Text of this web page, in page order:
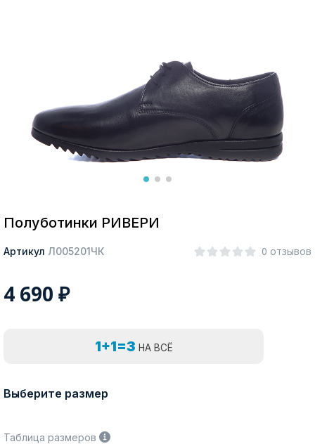
Да, все верно Изменить город
Полуботинки РИВЕРИ
Артикул Л005201ЧК 0 отзывов
4 690 ₽
1+1=3 НА ВСЁ
Выберите размер
Таблица размеров